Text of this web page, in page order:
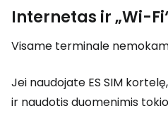
Internetas ir „Wi-
Visame terminale
Jei naudojate ES SIM
ir naudotis duomenimis